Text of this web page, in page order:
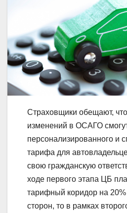
Страховщики обещают,
изменений в ОСАГО
персонализированного и
тарифа для
свою гражданскую
ходе первого этапа ЦБ
тарифный коридор на
сторон, то в рамках